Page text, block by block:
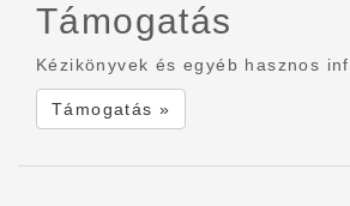
Támogatás
Kézikönyvek és egyéb hasznos
Támogatás »